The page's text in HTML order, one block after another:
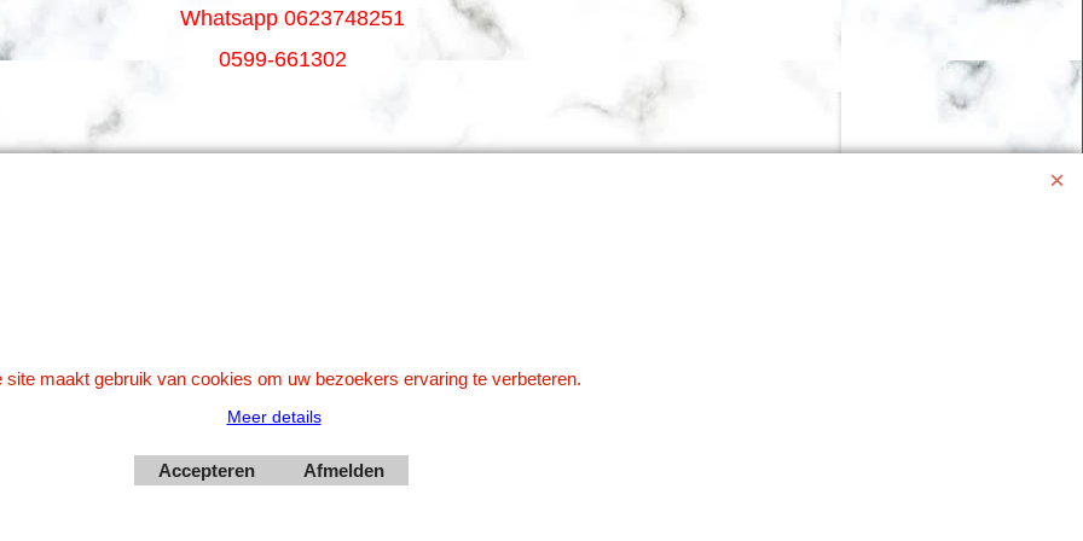
Whatsapp 0623748251
0599-661302
Webwinkel gemaakt met
ShopFactory webwinkel
software.
site maakt gebruik van cookies om uw bezoekers ervaring te verbeteren.
Meer details
Accepteren Afmelden